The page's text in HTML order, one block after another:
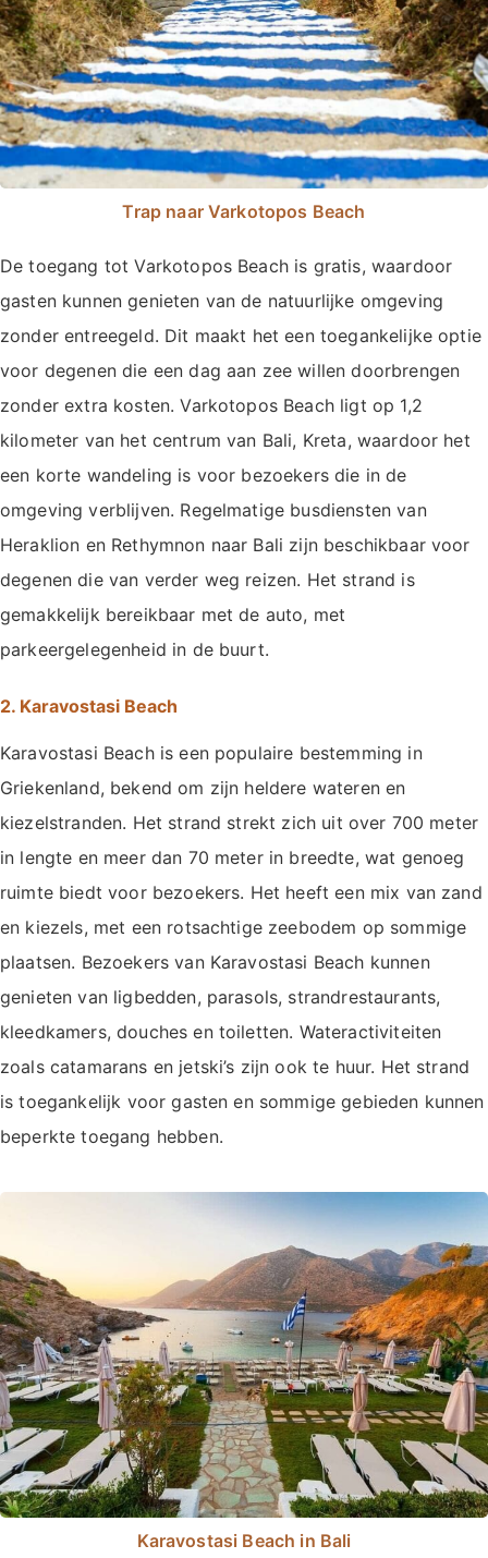
Trap naar Varkotopos Beach
De toegang tot Varkotopos Beach is gratis, waardoor
gasten kunnen genieten van de natuurlijke omgeving
zonder entreegeld. Dit maakt het een toegankelijke optie
voor degenen die een dag aan zee willen doorbrengen
zonder extra kosten. Varkotopos Beach ligt op 1,2
kilometer van het centrum van Bali, Kreta, waardoor het
een korte wandeling is voor bezoekers die in de
omgeving verblijven. Regelmatige busdiensten van
Heraklion en Rethymnon naar Bali zijn beschikbaar voor
degenen die van verder weg reizen. Het strand is
gemakkelijk bereikbaar met de auto, met
parkeergelegenheid in de buurt.
2. Karavostasi Beach
Karavostasi Beach is een populaire bestemming in
Griekenland, bekend om zijn heldere wateren en
kiezelstranden. Het strand strekt zich uit over 700 meter
in lengte en meer dan 70 meter in breedte, wat genoeg
ruimte biedt voor bezoekers. Het heeft een mix van zand
en kiezels, met een rotsachtige zeebodem op sommige
plaatsen. Bezoekers van Karavostasi Beach kunnen
genieten van ligbedden, parasols, strandrestaurants,
kleedkamers, douches en toiletten. Wateractiviteiten
zoals catamarans en jetski’s zijn ook te huur. Het strand
is toegankelijk voor gasten en sommige gebieden kunnen
beperkte toegang hebben.
Karavostasi Beach in Bali